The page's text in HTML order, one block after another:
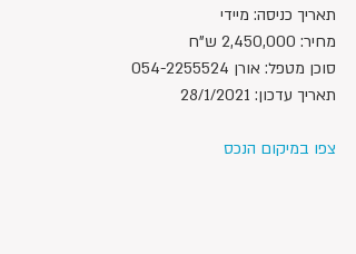
תאריך כניסה: מיידי
מחיר: 2,450,000 ש"ח
סוכן מטפל: אורן 054-2255524
תאריך עדכון: 28/1/2021
צפו במיקום הנכס